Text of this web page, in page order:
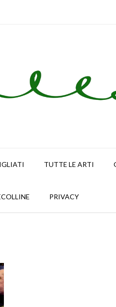
TUTTE LE ARTI
PRIVACY